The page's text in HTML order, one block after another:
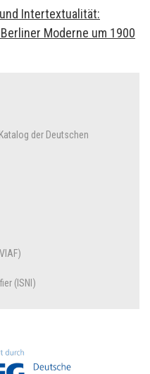
Intertextualität:
Moderne um 1900
der Deutschen
(ISNI)